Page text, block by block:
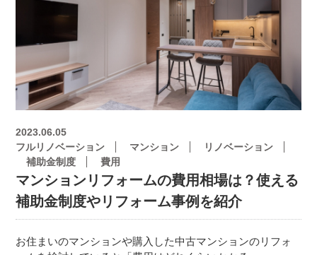
2023.06.05
フルリノベーション
マンション
リノベーション
補助金制度
費用
マンションリフォームの費用相場は？使える
補助金制度やリフォーム事例を紹介
お住まいのマンションや購入した中古マンションのリフォ